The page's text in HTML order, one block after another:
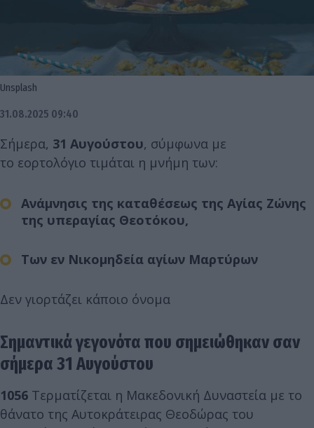
Unsplash
31.08.2025 09:40
Σήμερα, 31 Αυγούστου, σύμφωνα με
το εορτολόγιο τιμάται η μνήμη των:
Ανάμνησις της καταθέσεως της Αγίας Ζώνης
της υπεραγίας Θεοτόκου,
Των εν Νικομηδεία αγίων Μαρτύρων
Δεν γιορτάζει κάποιο όνομα
Σημαντικά γεγονότα που σημειώθηκαν σαν
σήμερα 31 Αυγούστου
1056 Τερματίζεται η Μακεδονική Δυναστεία με το
θάνατο της Αυτοκράτειρας Θεοδώρας του